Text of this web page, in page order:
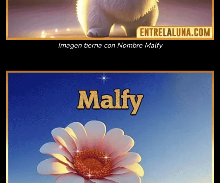
Imagen tierna con Nombre Malfy